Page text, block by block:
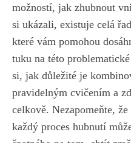
možností, jak zhubnout
si ukázali, existuje celá
které ‍vám⁤ pomohou
tuku na této
si, jak ⁣důležité je
‌pravidelným cvičením⁢ a
celkově. Nezapomeňte,
každý proces hubnutí